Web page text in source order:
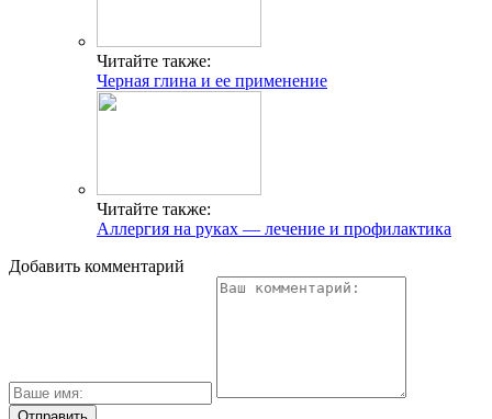
Читайте также:
Черная глина и ее применение
Читайте также:
Аллергия на руках — лечение и профилактика
Добавить комментарий